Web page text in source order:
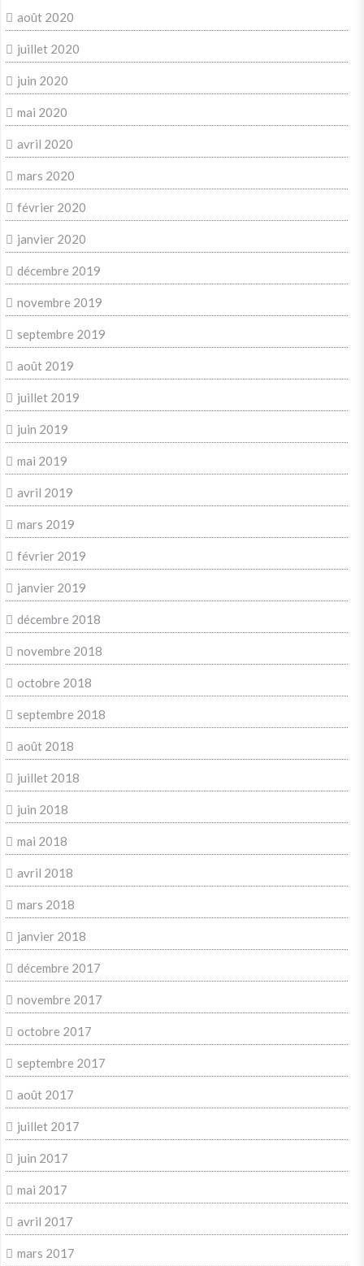
août 2020
juillet 2020
juin 2020
mai 2020
avril 2020
mars 2020
février 2020
janvier 2020
décembre 2019
novembre 2019
septembre 2019
août 2019
juillet 2019
juin 2019
mai 2019
avril 2019
mars 2019
février 2019
janvier 2019
décembre 2018
novembre 2018
octobre 2018
septembre 2018
août 2018
juillet 2018
juin 2018
mai 2018
avril 2018
mars 2018
janvier 2018
décembre 2017
novembre 2017
octobre 2017
septembre 2017
août 2017
juillet 2017
juin 2017
mai 2017
avril 2017
mars 2017